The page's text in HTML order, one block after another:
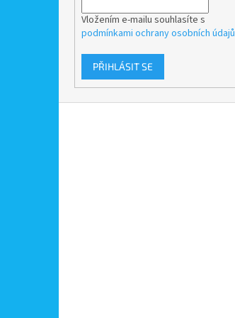
Vložením e-mailu souhlasíte s
podmínkami ochrany osobních údajů
PŘIHLÁSIT SE